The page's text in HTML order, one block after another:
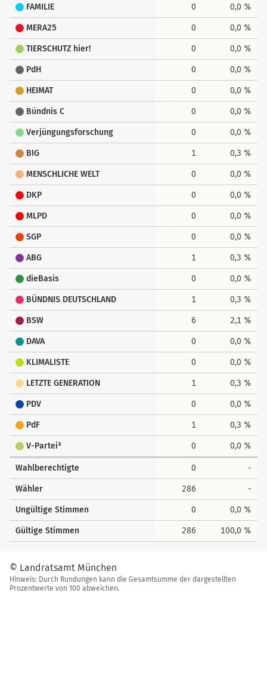
FAMILIE 0 0,0 %
MERA25 0 0,0 %
TIERSCHUTZ hier! 0 0,0 %
PdH 0 0,0 %
HEIMAT 0 0,0 %
Bündnis C 0 0,0 %
Verjüngungsforschung 0 0,0 %
BIG 1 0,3 %
MENSCHLICHE WELT 0 0,0 %
DKP 0 0,0 %
MLPD 0 0,0 %
SGP 0 0,0 %
ABG 1 0,3 %
dieBasis 0 0,0 %
BÜNDNIS DEUTSCHLAND 1 0,3 %
BSW 6 2,1 %
DAVA 0 0,0 %
KLIMALISTE 0 0,0 %
LETZTE GENERATION 1 0,3 %
PDV 0 0,0 %
PdF 1 0,3 %
V-Partei³ 0 0,0 %
Wahlberechtigte 0 -
Wähler 286 -
Ungültige Stimmen 0 0,0 %
Gültige Stimmen 286 100,0 %
© Landratsamt München
Hinweis: Durch Rundungen kann die Gesamtsumme der dargestellten
Prozentwerte von 100 abweichen.